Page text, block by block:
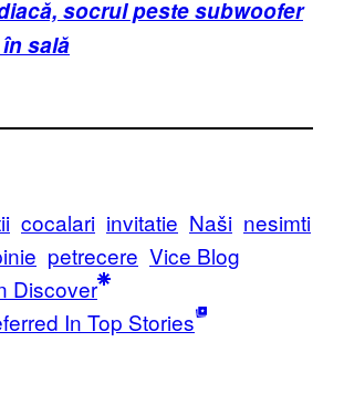
socrul peste subwoofer
sală
cocalari invitatie Naši nesimti
petrecere Vice Blog
Discover
In Top Stories